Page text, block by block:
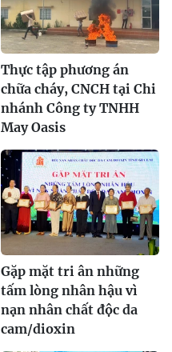
Thực tập phương án
chữa cháy, CNCH tại Chi
nhánh Công ty TNHH
May Oasis
Gặp mặt tri ân những
tấm lòng nhân hậu vì
nạn nhân chất độc da
cam/dioxin